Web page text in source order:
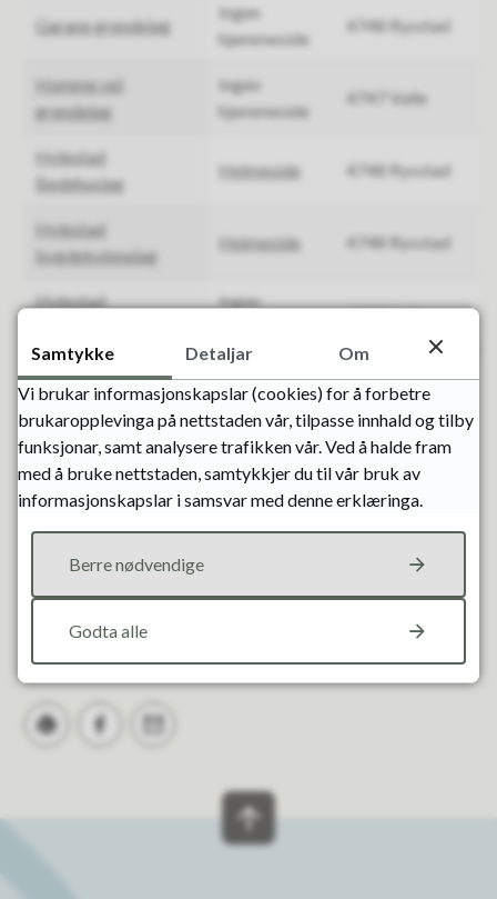
Garane grendelag
Ingen
hjemmeside
4748 Rysstad
Homme vel
grendelag
Ingen
hjemmeside
4747 Valle
Hylestad
Bedehuslag
Heimeside 4748 Rysstad
Hylestad
bygdekvinnelag
Heimeside 4748 Rysstad
Hylestad
Ingen
4747 Valle
Viser side 1 av 3
Forrige 1 2 3 Neste
Fann du det du leita etter?
Ja
Samtykke Detaljar
Om
Vi brukar informasjonskapslar (cookies) for å forbetre
brukaropplevinga på nettstaden vår, tilpasse innhald og tilby
funksjonar, samt analysere trafikken vår. Ved å halde fram
med å bruke nettstaden, samtykkjer du til vår bruk av
informasjonskapslar i samsvar med denne erklæringa.
Berre nødvendige
Godta alle